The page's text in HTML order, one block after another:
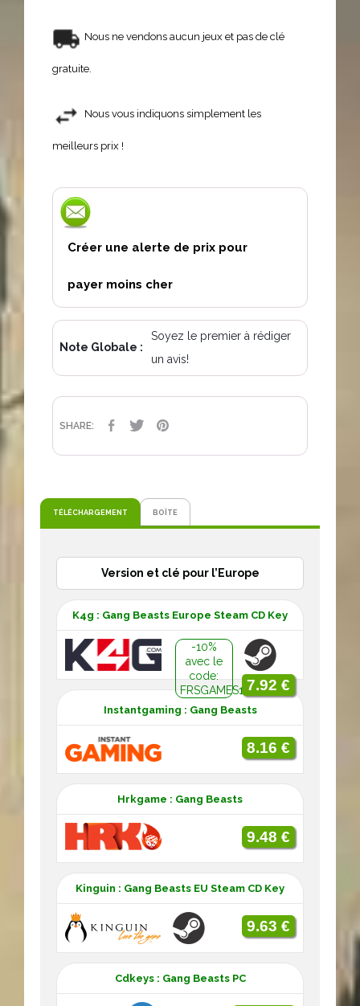
Nous ne vendons aucun jeux et pas de clé
gratuite.
Nous vous indiquons simplement les
meilleurs prix !
Créer une alerte de prix pour
payer moins cher
Note Globale :
Soyez le premier à rédiger
un avis!
SHARE: PARTAGER
TWEET
TÉLÉCHARGEMENT BOÎTE
Version et clé pour l’Europe
K4g : Gang Beasts Europe Steam CD Key
-10%
avec le
code:
FRSGAMES107.92 €
Instantgaming : Gang Beasts
8.16 €
Hrkgame : Gang Beasts
9.48 €
Kinguin : Gang Beasts EU Steam CD Key
9.63 €
Cdkeys : Gang Beasts PC